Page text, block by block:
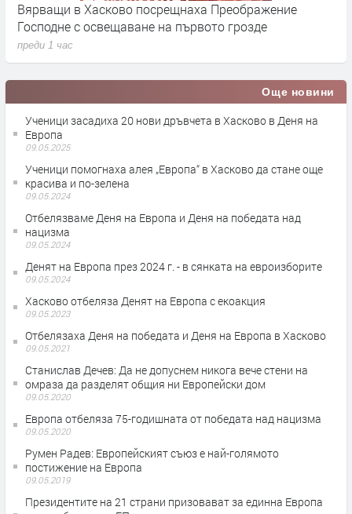
Фестивал „На Хармана“ превръща посетителите в
участници – традициите оживяват
преди 3 часа
Още новини
Ученици засадиха 20 нови дръвчета в Хасково в Деня на
Европа
09.05.2025
Ученици помогнаха алея „Европа“ в Хасково да стане още
красива и по-зелена
09.05.2024
Отбелязваме Деня на Европа и Деня на победата над
нацизма
09.05.2024
Денят на Европа през 2024 г. - в сянката на евроизборите
09.05.2024
Хасково отбеляза Денят на Европа с екоакция
09.05.2023
Отбелязаха Деня на победата и Деня на Европа в Хасково
09.05.2021
Станислав Дечев: Да не допуснем никога вече стени на
омраза да разделят общия ни Европейски дом
09.05.2020
Европа отбеляза 75-годишната от победата над нацизма
09.05.2020
Румен Радев: Европейският съюз е най-голямото
постижение на Европа
09.05.2019
Президентите на 21 страни призовават за единна Европа